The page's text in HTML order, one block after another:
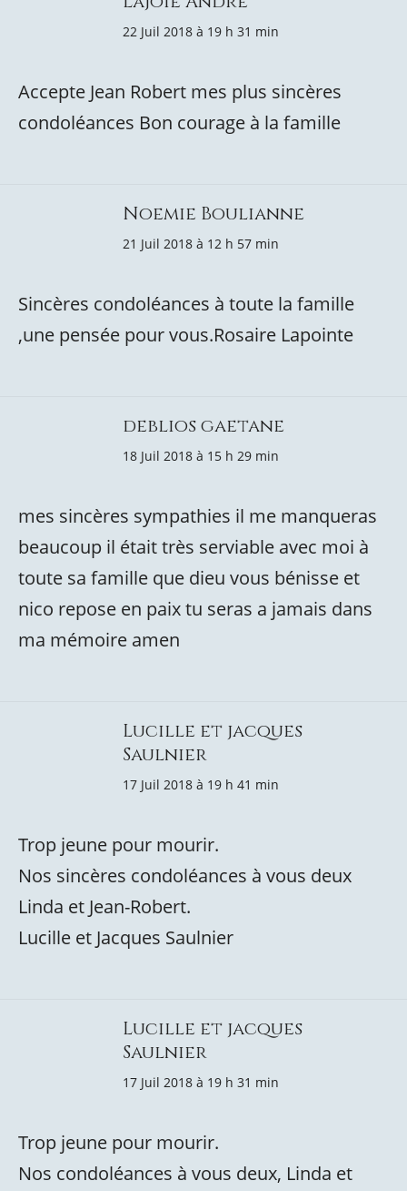
22 Juil 2018 à 19 h 31 min
Accepte Jean Robert mes plus sincères
condoléances Bon courage à la famille
Noemie Boulianne
21 Juil 2018 à 12 h 57 min
Sincères condoléances à toute la famille
,une pensée pour vous.Rosaire Lapointe
deblios gaetane
18 Juil 2018 à 15 h 29 min
mes sincères sympathies il me manqueras
beaucoup il était très serviable avec moi à
toute sa famille que dieu vous bénisse et
nico repose en paix tu seras a jamais dans
ma mémoire amen
Lucille et jacques
Saulnier
17 Juil 2018 à 19 h 41 min
Trop jeune pour mourir.
Nos sincères condoléances à vous deux
Linda et Jean-Robert.
Lucille et Jacques Saulnier
Lucille et jacques
Saulnier
17 Juil 2018 à 19 h 31 min
Trop jeune pour mourir.
Nos condoléances à vous deux, Linda et